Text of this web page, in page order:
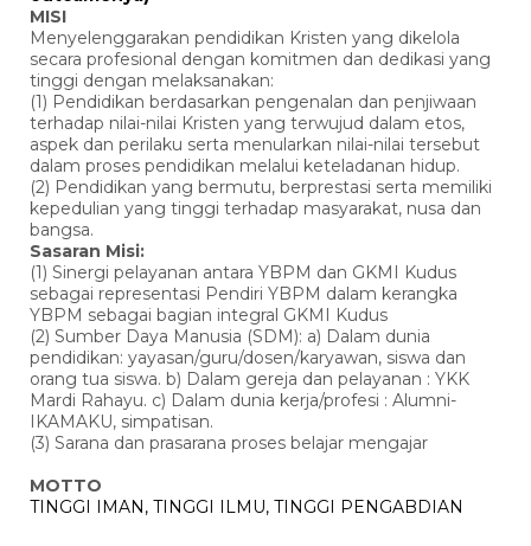
MISI
Menyelenggarakan pendidikan Kristen yang dikelola
secara profesional dengan komitmen dan dedikasi yang
tinggi dengan melaksanakan:
(1) Pendidikan berdasarkan pengenalan dan penjiwaan
terhadap nilai-nilai Kristen yang terwujud dalam etos,
aspek dan perilaku serta menularkan nilai-nilai tersebut
dalam proses pendidikan melalui keteladanan hidup.
(2) Pendidikan yang bermutu, berprestasi serta memiliki
kepedulian yang tinggi terhadap masyarakat, nusa dan
bangsa.
Sasaran Misi:
(1) Sinergi pelayanan antara YBPM dan GKMI Kudus
sebagai representasi Pendiri YBPM dalam kerangka
YBPM sebagai bagian integral GKMI Kudus
(2) Sumber Daya Manusia (SDM): a) Dalam dunia
pendidikan: yayasan/guru/dosen/karyawan, siswa dan
orang tua siswa. b) Dalam gereja dan pelayanan : YKK
Mardi Rahayu. c) Dalam dunia kerja/profesi : Alumni-
IKAMAKU, simpatisan.
(3) Sarana dan prasarana proses belajar mengajar
MOTTO
TINGGI IMAN, TINGGI ILMU, TINGGI PENGABDIAN